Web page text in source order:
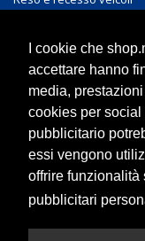
I cookie che
accettare hanno
media,
cookies per
pubblicitario
essi vengono
offrire funzionalità
pubblicitari
ISCRIVITI ALLA
Ho letto la privacy
dati personali per
© 2026 Volvo